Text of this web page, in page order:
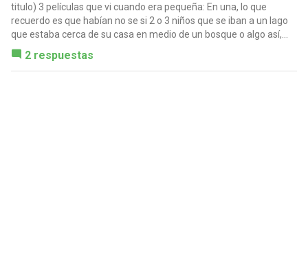
titulo) 3 películas que vi cuando era pequeña: En una, lo que
recuerdo es que habían no se si 2 o 3 niños que se iban a un lago
que estaba cerca de su casa en medio de un bosque o algo así,...
2 respuestas